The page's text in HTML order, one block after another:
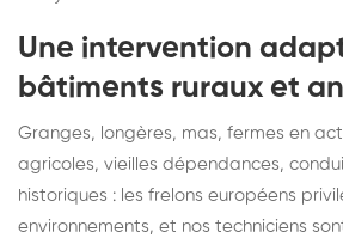
Une intervention
bâtiments ruraux et
Granges, longères, mas, fermes en
agricoles, vieilles dépendances,
historiques : les frelons européens
environnements, et nos techniciens